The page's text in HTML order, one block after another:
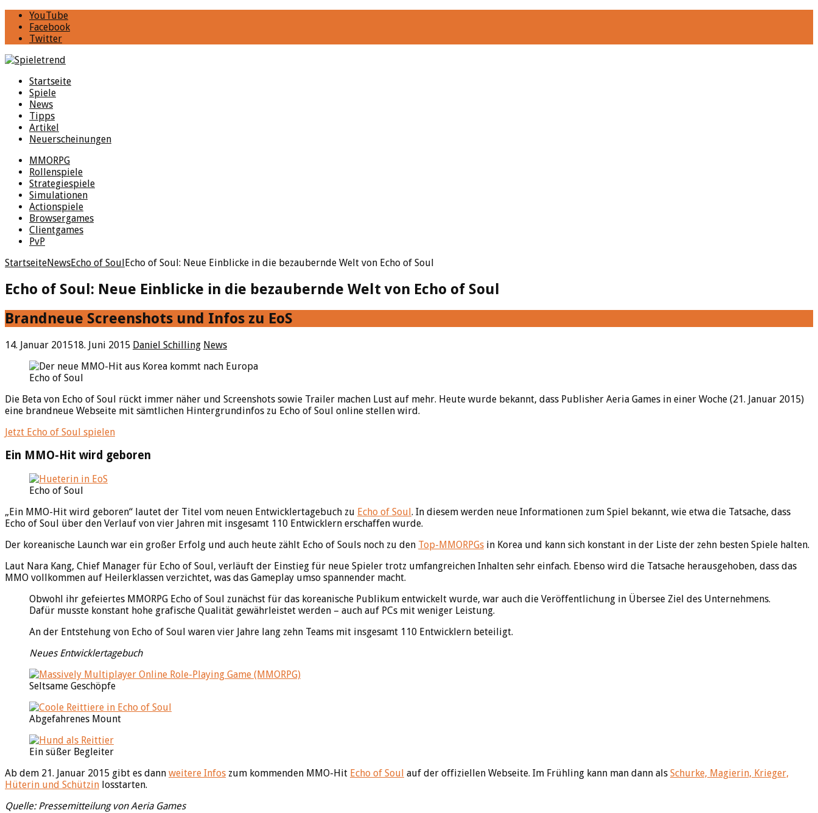
YouTube
Facebook
Twitter
Startseite
Spiele
News
Tipps
Artikel
Neuerscheinungen
MMORPG
Rollenspiele
Strategiespiele
Simulationen
Actionspiele
Browsergames
Clientgames
PvP
StartseiteNewsEcho of SoulEcho of Soul: Neue Einblicke in die bezaubernde Welt von Echo of Soul
Echo of Soul: Neue Einblicke in die bezaubernde Welt von Echo of Soul
Brandneue Screenshots und Infos zu EoS
14. Januar 201518. Juni 2015 Daniel Schilling News
Echo of Soul
Die Beta von Echo of Soul rückt immer näher und Screenshots sowie Trailer machen Lust auf mehr. Heute wurde bekannt, dass Publisher Aeria Games in einer Woche (21. Januar 2015)
eine brandneue Webseite mit sämtlichen Hintergrundinfos zu Echo of Soul online stellen wird.
Jetzt Echo of Soul spielen
Ein MMO-Hit wird geboren
Echo of Soul
„Ein MMO-Hit wird geboren“ lautet der Titel vom neuen Entwicklertagebuch zu Echo of Soul . In diesem werden neue Informationen zum Spiel bekannt, wie etwa die Tatsache, dass
Echo of Soul über den Verlauf von vier Jahren mit insgesamt 110 Entwicklern erschaffen wurde.
Der koreanische Launch war ein großer Erfolg und auch heute zählt Echo of Souls noch zu den Top-MMORPGs in Korea und kann sich konstant in der Liste der zehn besten Spiele halten.
Laut Nara Kang, Chief Manager für Echo of Soul, verläuft der Einstieg für neue Spieler trotz umfangreichen Inhalten sehr einfach. Ebenso wird die Tatsache herausgehoben, dass das
MMO vollkommen auf Heilerklassen verzichtet, was das Gameplay umso spannender macht.
Obwohl ihr gefeiertes MMORPG Echo of Soul zunächst für das koreanische Publikum entwickelt wurde, war auch die Veröffentlichung in Übersee Ziel des Unternehmens.
Dafür musste konstant hohe grafische Qualität gewährleistet werden – auch auf PCs mit weniger Leistung.
An der Entstehung von Echo of Soul waren vier Jahre lang zehn Teams mit insgesamt 110 Entwicklern beteiligt.
Neues Entwicklertagebuch
Seltsame Geschöpfe
Abgefahrenes Mount
Ein süßer Begleiter
Ab dem 21. Januar 2015 gibt es dann weitere Infos zum kommenden MMO-Hit Echo of Soul auf der offiziellen Webseite. Im Frühling kann man dann als Schurke, Magierin, Krieger,
Hüterin und Schützin losstarten.
Quelle: Pressemitteilung von Aeria Games